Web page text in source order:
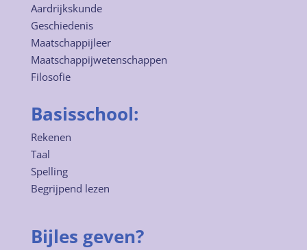
Aardrijkskunde
Geschiedenis
Maatschappijleer
Maatschappijwetenschappen
Filosofie
Basisschool:
Rekenen
Taal
Spelling
Begrijpend lezen
Bijles geven?